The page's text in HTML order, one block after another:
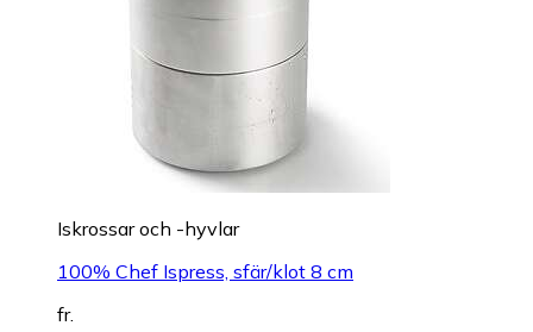
Iskrossar och -hyvlar
100% Chef Ispress, sfär/klot 8 cm
fr.